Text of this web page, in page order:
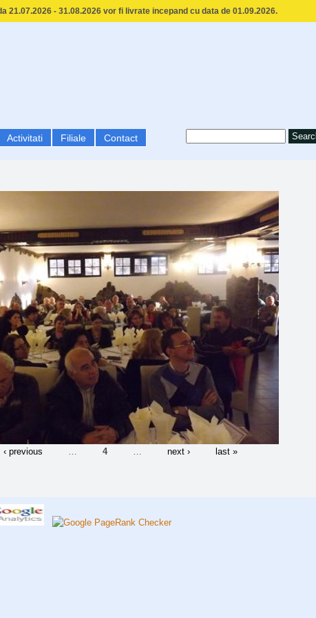
21.07.2026 - 31.08.2026 vor fi livrate incepand cu data de 01.09.2026.
Activitati Filiale Contact
‹ previous 4 next › last »